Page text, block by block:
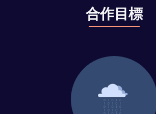
合作目標